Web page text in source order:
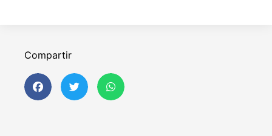
Compartir